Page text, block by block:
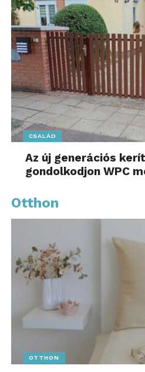
CSALÁD
Az új generációs
gondolkodjon WPC
Otthon
OTTHON